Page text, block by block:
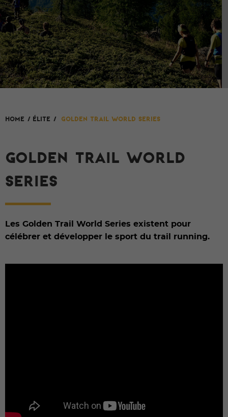
HOME / élite / Golden Trail World Series
GOLDEN TRAIL WORLD
SERIES
Les Golden Trail World Series existent pour
célébrer et développer le sport du trail running.